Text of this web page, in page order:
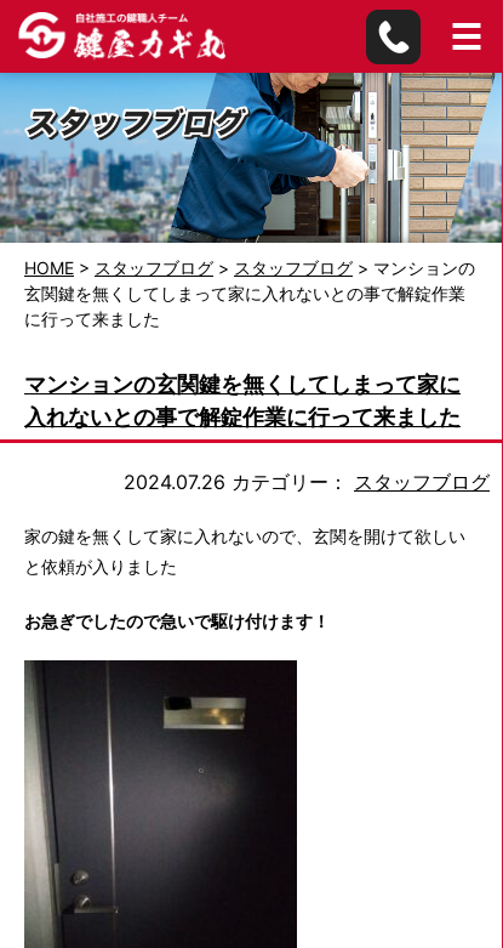
HOME > スタッフブログ > スタッフブログ > マンションの
玄関鍵を無くしてしまって家に入れないとの事で解錠作業
に行って来ました
マンションの玄関鍵を無くしてしまって家に
入れないとの事で解錠作業に行って来ました
2024.07.26 カテゴリー： スタッフブログ
家の鍵を無くして家に入れないので、玄関を開けて欲しい
と依頼が入りました
お急ぎでしたので急いで駆け付けます！